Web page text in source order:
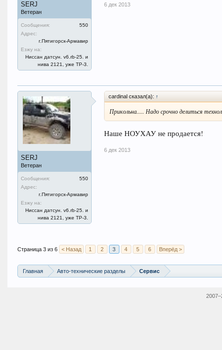
SERJ
Ветеран
Сообщения:
550
Адрес:
г.Пятигорск-Армавир
Езжу на:
Ниссан датсун. v6.rb-25. и
нива 2121, уже ТР-3.
6 дек 2013
SERJ
Ветеран
Сообщения:
550
Адрес:
г.Пятигорск-Армавир
Езжу на:
Ниссан датсун. v6.rb-25. и
нива 2121, уже ТР-3.
cardinal сказал(а): ↑
Прикольна..... Надо срочно делиться
Наше НОУХАУ не продается!
6 дек 2013
Страница 3 из 6 < Назад 1 2 3 4 5 6 Вперёд >
Главная Авто-технические разделы Сервис
2007–